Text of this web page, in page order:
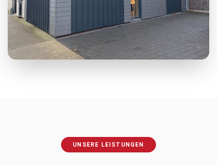
UNSERE LEISTUNGEN